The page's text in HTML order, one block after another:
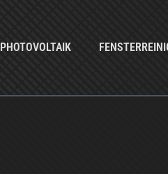
PHOTOVOLTAIK